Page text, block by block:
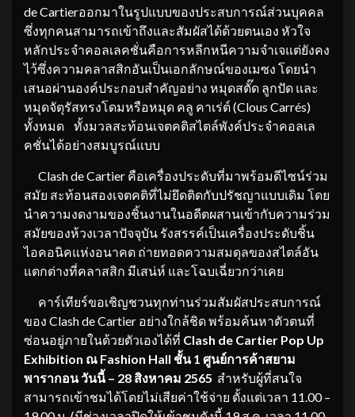
de Cartierออกมาในรูปแบบของประสบการณ์ส่วนบุคคล
ซึ่งทุกคนสามารถเข้าถึงและสัมผัสได้ด้วยตนเอง หัวใจ
หลักประจำคอลเลคชั่นคือการหลีกหนีความจำเจแต่ยังคง
ไว้ซึ่งความคลาสสิกอันเป็นเอกลักษณ์ของเมซง โดยนำ
เสนอผ่านองค์ประกอบสำคัญอย่าง หมุดสตั๊ด ลูกปัด และ
หมุดจัตุรัสทรงโดมหรือหมุด คลู คาเร่ต์ (Clous Carrés)
ทั้งหมด ทั้งมวลสะท้อนเจตคติสไตล์พังค์ประจำคอลเล
คชั่นได้อย่างสมบูรณ์แบบ
Clash de Cartier คือเครื่องประดับที่มาพร้อมดีไซน์ร่วม
สมัย สะท้อนสองเจตคติที่ไม่ยึดติดกับปรัชญาแบบเดิม โดย
นำความงดงามของชิ้นงานในอดีตผสานเข้ากับความร่วม
สมัยของห้วงเวลาปัจจุบัน รังสรรค์เป็นเครื่องประดับชิ้น
ไอคอนิคแห่งอนาคต ถ่ายทอดความสมดุลของสไตล์อัน
แตกต่างที่คลาสสิก มีเสน่ห์ และโฉบเฉี่ยวกว่าเคย
คาร์เทียร์ขอเชิญชวนทุกท่านร่วมสัมผัสประสบการณ์
ของ Clash de Cartier อย่างใกล้ชิด พร้อมค้นหาตัวตนที่
ซ่อนอยู่ภายในด้วยตัวเองได้ที่ Clash de Cartier Pop Up
Exhibition ณ Fashion Hall ชั้น 1 ศูนย์การค้าสยาม
พารากอน วันนี้ – 28 สิงหาคม 2565 สำหรับผู้ที่สนใจ
สามารถเข้าชมได้โดยไม่เสียค่าใช้จ่าย ตั้งแต่เวลา 11.00 –